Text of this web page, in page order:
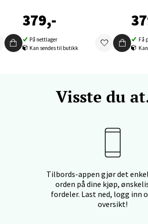
379,-
På nettlager
Kan sendes til butikk
Få
Visste du
Tilbords-appen gjør det
orden på dine kjøp,
fordeler. Last ned, logg inn
oversikt!
- Thon Senter Orkanger
Orkanger, Orkdalsveien 113, 7300
- Thon Senter Sartor